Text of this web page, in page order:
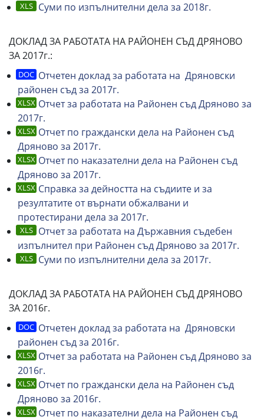
Суми по изпълнителни дела за 2018г.
ДОКЛАД ЗА РАБОТАТА НА РАЙОНЕН СЪД ДРЯНОВО
ЗА 2017г.:
Отчетен доклад за работата на Дряновски
районен съд за 2017г.
Отчет за работата на Районен съд Дряново за
2017г.
Отчет по граждански дела на Районен съд
Дряново за 2017г.
Отчет по наказателни дела на Районен съд
Дряново за 2017г.
Справка за дейността на съдиите и за
резултатите от върнати обжалвани и
протестирани дела за 2017г.
Отчет за работата на Държавния съдебен
изпълнител при Районен съд Дряново за 2017г.
Суми по изпълнителни дела за 2017г.
ДОКЛАД ЗА РАБОТАТА НА РАЙОНЕН СЪД ДРЯНОВО
ЗА 2016г.
Отчетен доклад за работата на Дряновски
районен съд за 2016г.
Отчет за работата на Районен съд Дряново за
2016г.
Отчет по граждански дела на Районен съд
Дряново за 2016г.
Отчет по наказателни дела на Районен съд